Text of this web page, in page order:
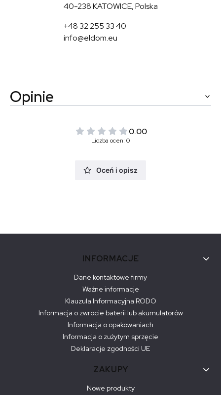
40-238 KATOWICE, Polska
+48 32 255 33 40
info@eldom.eu
Opinie
0.00
Liczba ocen: 0
Oceń i opisz
INFORMACJE
Dane kontaktowe firmy
Ważne informacje
Klauzula Informacyjna RODO
Informacja o zwrocie baterii lub akumulatorów
Informacja o opakowaniach
Informacja o zużytym sprzęcie
Deklaracje zgodności UE
ZAKUPY
Nowe produkty